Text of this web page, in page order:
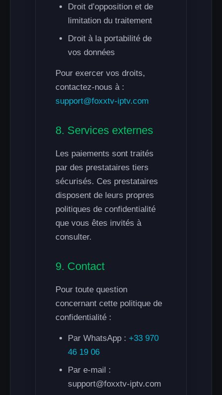
Droit d’opposition et de
limitation du traitement
Droit à la portabilité de
vos données
Pour exercer vos droits,
contactez-nous à :
support@foxxtv-iptv.com
8. Services externes
Les paiements sont traités
par des prestataires tiers
sécurisés. Ces prestataires
disposent de leurs propres
politiques de confidentialité
que vous êtes invités à
consulter.
9. Contact
Pour toute question
concernant cette politique de
confidentialité :
Par WhatsApp : +33 970
46 19 06
Par e-mail :
support@foxxtv-iptv.com